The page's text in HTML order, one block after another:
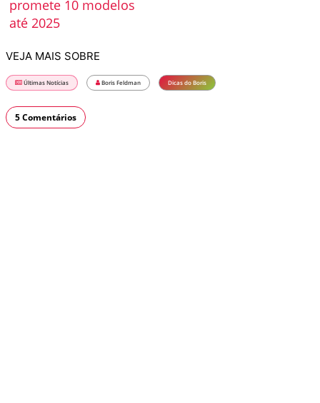
promete 10 modelos
até 2025
VEJA MAIS SOBRE
Últimas Notícias Boris Feldman Dicas do Boris
5 Comentários